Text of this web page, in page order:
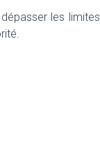
les limites